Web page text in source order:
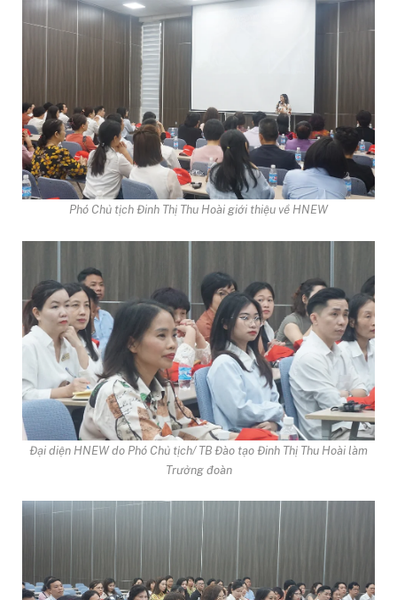
Phó Chủ tịch Đinh Thị Thu Hoài giới thiệu về HNEW
Đại diện HNEW do Phó Chủ tịch/ TB Đào tạo Đinh Thị Thu Hoài làm
Trưởng đoàn